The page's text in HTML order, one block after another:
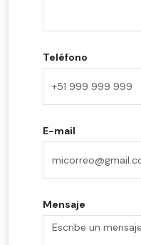
Teléfono
E-mail
Mensaje